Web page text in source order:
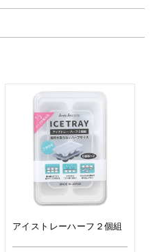
アイストレーハーフ２個組